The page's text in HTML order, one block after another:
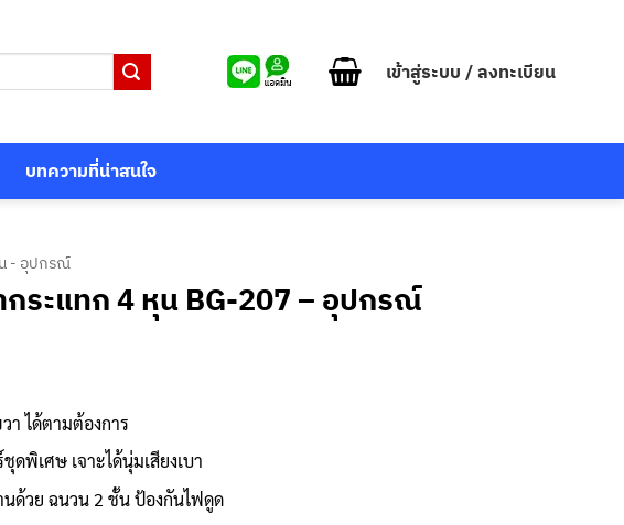
เข้าสู่ระบบ / ลงทะเบียน
บทความที่น่าสนใจ
- อุปกรณ์
กระแทก 4 หุน BG-207 – อุปกรณ์
า ได้ตามต้องการ
พิเศษ เจาะได้นุ่มเสียงเบา
ด้วย ฉนวน 2 ชั้น ป้องกันไฟดูด